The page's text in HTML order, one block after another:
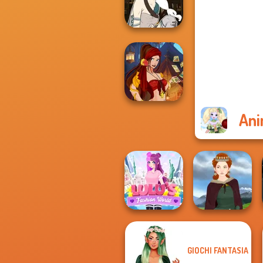
Quiz Classic
Manga Creator -
Fantasy World...
Teller
Lulus Fashion
World
GIOCHI FANTASIA